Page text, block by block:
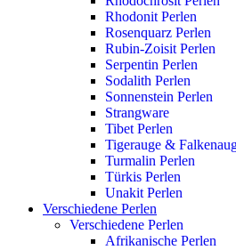
Rhodonit Perlen
Rosenquarz Perlen
Rubin-Zoisit Perlen
Serpentin Perlen
Sodalith Perlen
Sonnenstein Perlen
Strangware
Tibet Perlen
Tigerauge &
Turmalin Perlen
Türkis Perlen
Unakit Perlen
Verschiedene Perlen
Verschiedene Perlen
Afrikanische Perlen